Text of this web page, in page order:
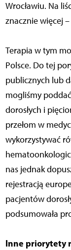
Wrocławiu. Na
znacznie więcej
Terapia w tym
Polsce. Do tej
publicznych lub
mogliśmy
dorosłych i
przełom w
wykorzystywać
nas jednak
rejestracją
pacjentów
podsumowała
Inne priorytety